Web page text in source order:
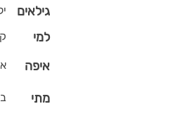
גילאים
למי
איפה
מתי